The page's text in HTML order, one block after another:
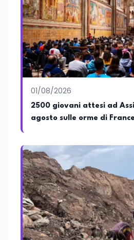
01/08/2026
2500 giovani attesi ad
agosto sulle orme di